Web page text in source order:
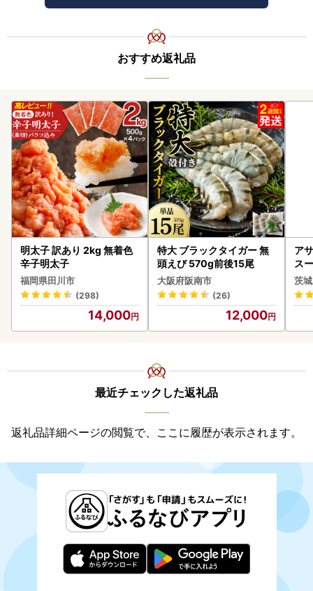
おすすめ返礼品
明太子 訳あり 2kg 無着色
辛子明太子
福岡県田川市
(298)
14,000
特大 ブラックタイガー 無
頭えび 570g前後15尾
大阪府阪南市
(26)
12,000
ア
ス
8本
茨
最近チェックした返礼品
返礼品詳細ページの閲覧で、ここに履歴が表示されます。